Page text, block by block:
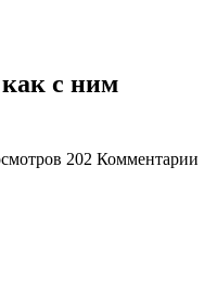
с ним
202 Комментарии